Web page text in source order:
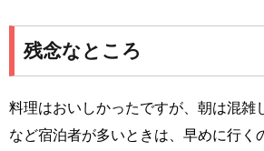
残念なところ
料理はおいしかったですが、朝は混雑
など宿泊者が多いときは、早めに行く